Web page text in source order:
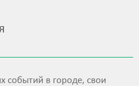
событий в городе, свои